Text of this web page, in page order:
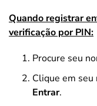
Quando registrar
verificação por PIN:
Procure seu
Clique em seu
Entrar.